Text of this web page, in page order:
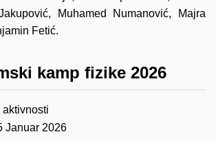
Muhamed Numanović, Majra
Fetić.
kamp fizike 2026
aktivnosti
Januar 2026